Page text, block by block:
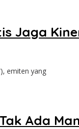
Jaga
emiten yang
Ada